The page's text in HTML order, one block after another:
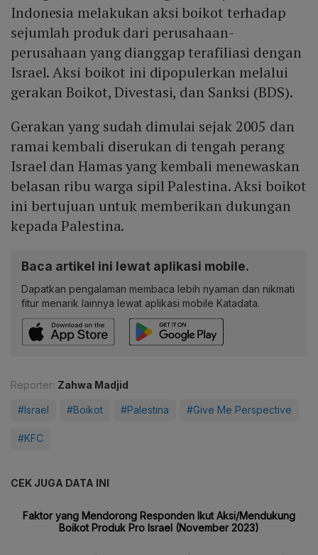
Indonesia melakukan aksi boikot terhadap
sejumlah produk dari perusahaan-
perusahaan yang dianggap terafiliasi dengan
Israel. Aksi boikot ini dipopulerkan melalui
gerakan Boikot, Divestasi, dan Sanksi (BDS).
Gerakan yang sudah dimulai sejak 2005 dan
ramai kembali diserukan di tengah perang
Israel dan Hamas yang kembali menewaskan
belasan ribu warga sipil Palestina. Aksi boikot
ini bertujuan untuk memberikan dukungan
kepada Palestina.
Baca artikel ini lewat aplikasi mobile.
Dapatkan pengalaman membaca lebih nyaman dan nikmati
fitur menarik lainnya lewat aplikasi mobile Katadata.
Reporter: Zahwa Madjid
#Israel #Boikot #Palestina #Give Me Perspective
#KFC
CEK JUGA DATA INI